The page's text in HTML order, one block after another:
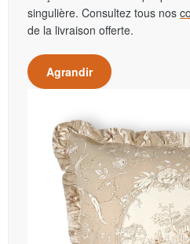
singulière. Consultez tous nos
de la livraison offerte.
Agrandir